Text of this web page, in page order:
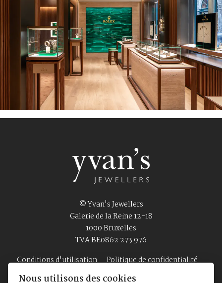
© Yvan's Jewellers
Galerie de la Reine 12-18
1000 Bruxelles
TVA BE0862 273 976
Conditions d'utilisation
Politique de confidentialité
Nous utilisons des cookies